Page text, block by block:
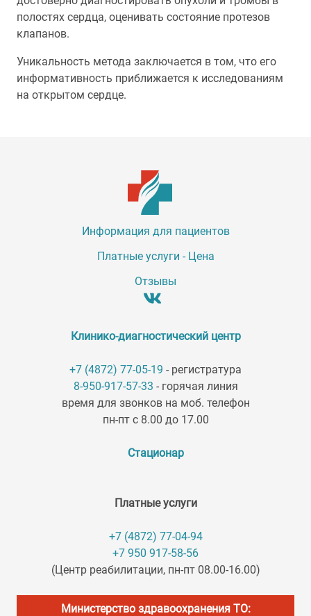
полостях сердца, оценивать состояние протезов
клапанов.
Уникальность метода заключается в том, что его
информативность приближается к исследованиям
на открытом сердце.
Информация для пациентов
Платные услуги - Цена
Отзывы
Клинико-диагностический центр
+7 (4872) 77-05-19 - регистратура
8-950-917-57-33 - горячая линия
время для звонков на моб. телефон
пн-пт с 8.00 до 17.00
Стационар
Платные услуги
+7 (4872) 77-04-94
+7 950 917-58-56
(Центр реабилитации, пн-пт 08.00-16.00)
Министерство здравоохранения ТО: